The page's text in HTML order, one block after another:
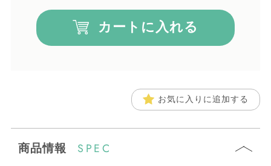
カートに入れる
お気に入りに追加する
商品情報 SPEC